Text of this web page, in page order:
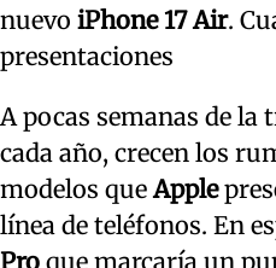
nuevo iPhone 17 Air.
presentaciones
A pocas semanas de la
cada año, crecen los
modelos queApple
línea de teléfonos. En
Pro que marcaría un